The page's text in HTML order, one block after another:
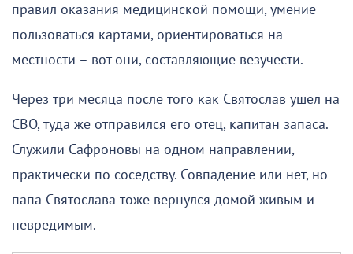
правил оказания медицинской помощи, умение
пользоваться картами, ориентироваться на
местности – вот они, составляющие везучести.
Через три месяца после того как Святослав ушел на
СВО, туда же отправился его отец, капитан запаса.
Служили Сафроновы на одном направлении,
практически по соседству. Совпадение или нет, но
папа Святослава тоже вернулся домой живым и
невредимым.